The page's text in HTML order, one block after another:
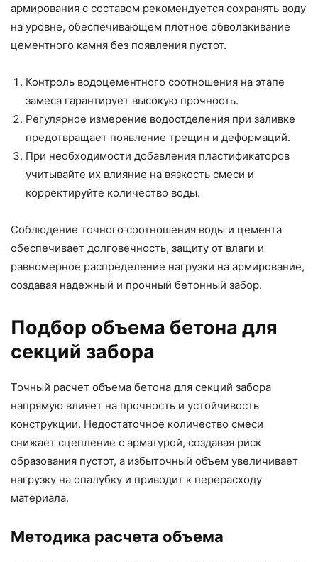
армирования с составом рекомендуется сохранять воду
на уровне, обеспечивающем плотное обволакивание
цементного камня без появления пустот.
Контроль водоцементного соотношения на этапе
замеса гарантирует высокую прочность.
Регулярное измерение водоотделения при заливке
предотвращает появление трещин и деформаций.
При необходимости добавления пластификаторов
учитывайте их влияние на вязкость смеси и
корректируйте количество воды.
Соблюдение точного соотношения воды и цемента
обеспечивает долговечность, защиту от влаги и
равномерное распределение нагрузки на армирование,
создавая надежный и прочный бетонный забор.
Подбор объема бетона для
секций забора
Точный расчет объема бетона для секций забора
напрямую влияет на прочность и устойчивость
конструкции. Недостаточное количество смеси
снижает сцепление с арматурой, создавая риск
образования пустот, а избыточный объем увеличивает
нагрузку на опалубку и приводит к перерасходу
материала.
Методика расчета объема